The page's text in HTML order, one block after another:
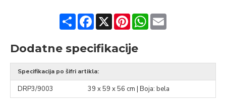
ShareFacebook
X PinterestWhatsApp
Email
Dodatne specifikacije
Specifikacija po šifri artikla:
DRP3/9003 39 x 59 x 56 cm | Boja: bela